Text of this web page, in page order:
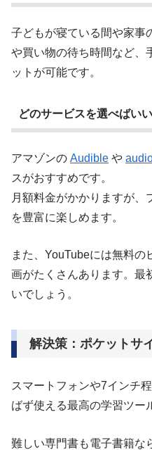
子どもが寝ている間や家事
や買い物の待ち時間など、
ットが可能です。
どのサービスを選べばい
アマゾンの Audible や
スがおすすめです。
月額料金がかかりますが、
を豊富に楽しめます。
また、YouTubeには無料の
画がたくさんあります。最
いでしょう。
解決策：ポケットサ
スマートフォンや7インチ
ばず使える最高の学習ツー
難しい専門書も電子書籍な